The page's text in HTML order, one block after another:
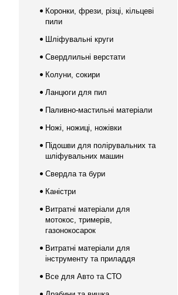
Коронки, фрези, різці, кільцеві
пили
Шліфувальні круги
Свердлильні верстати
Колуни, сокири
Ланцюги для пил
Паливно-мастильні матеріали
Ножі, ножиці, ножівки
Підошви для полірувальних та
шліфувальних машин
Свердла та бури
Каністри
Витратні матеріали для
мотокос, тримерів,
газонокосарок
Витратні матеріали для
інструменту та приладдя
Все для Авто та СТО